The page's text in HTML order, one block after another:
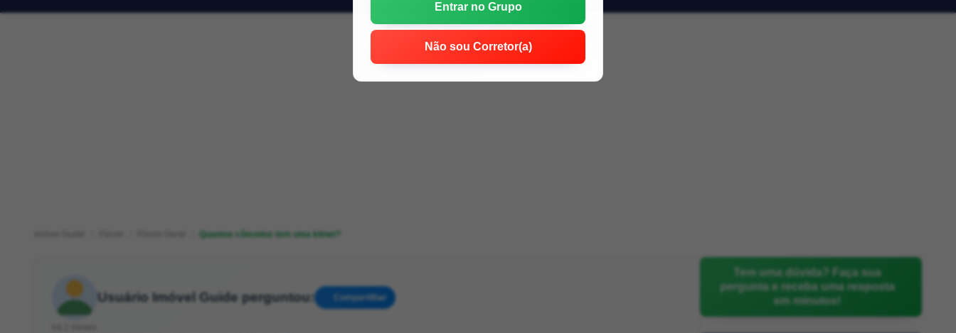
Entrar no Grupo
Não sou Corretor(a)
Quantos cômodos tem uma kitnet?
Usuário Imóvel Guide perguntou: Compartilhar
Tem uma dúvida? Faça sua
pergunta e receba uma resposta
em minutos!